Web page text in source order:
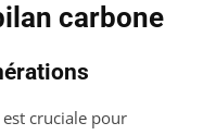
carbone
est cruciale pour